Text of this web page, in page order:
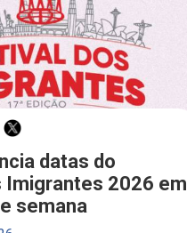
datas do
Imigrantes 2026 em
semana